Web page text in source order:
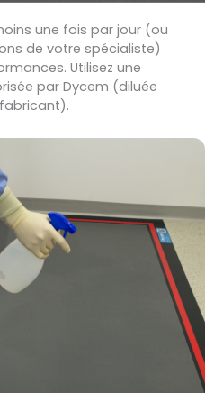
une fois par jour (ou
de votre spécialiste)
Utilisez une
par Dycem (diluée